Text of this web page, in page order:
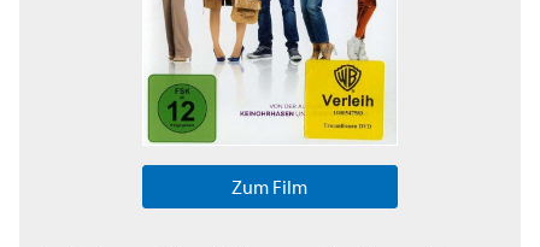
Zum Film